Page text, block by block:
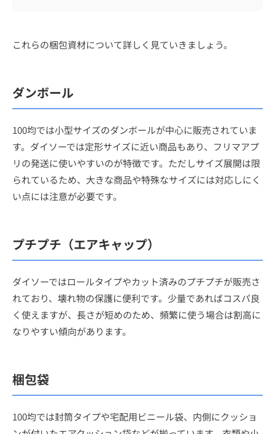
これらの梱包資材について詳しく見ていきましょう。
ダンボール
100均では小型サイズのダンボールが中心に販売されていま
す。ダイソーでは定形サイズに近い商品もあり、フリマアプ
リの発送に使いやすいのが特徴です。ただしサイズ展開は限
られているため、大きな商品や特殊なサイズには対応しにく
い点には注意が必要です。
プチプチ（エアキャップ）
ダイソーではロールタイプやカット済みのプチプチが販売さ
れており、壊れ物の保護に便利です。少量であればコスパ良
く使えますが、長さが短めのため、頻繁に使う場合は割高に
なりやすい傾向があります。
梱包袋
100均では封筒タイプや宅配用ビニール袋、内側にクッショ